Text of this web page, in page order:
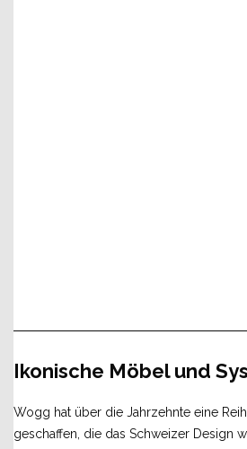
Ikonische Möbel und
Wogg hat über die Jahrzehnte eine
geschaffen, die das Schweizer Design